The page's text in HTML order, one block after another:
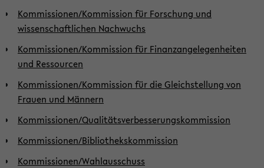
Kommissionen/Kommission für Forschung und
wissenschaftlichen Nachwuchs
Kommissionen/Kommission für Finanzangelegenheiten
und Ressourcen
Kommissionen/Kommission für die Gleichstellung von
Frauen und Männern
Kommissionen/Qualitätsverbesserungskommission
Kommissionen/Bibliothekskommission
Kommissionen/Wahlausschuss